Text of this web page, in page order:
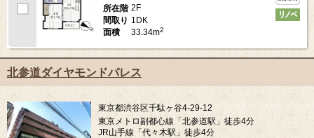
所在階 2F
間取り 1DK
面積
33.34m2
北参道ダイヤモンドパレス
東京都渋谷区千駄ヶ谷4-29-12
東京メトロ副都心線「北参道駅」徒歩4分
JR山手線「代々木駅」徒歩4分